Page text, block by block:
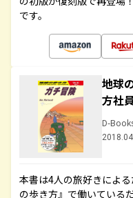
です。
地球
方社
D-
本書は4人の旅好きによ
の歩き方』で働いている